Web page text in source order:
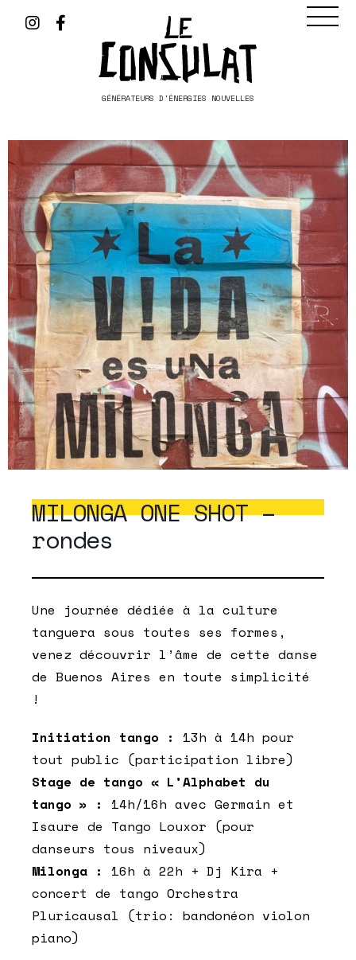
GÉNÉRATEURS D'ÉNERGIES NOUVELLES
MILONGA ONE SHOT –
rondes
Une journée dédiée à la culture
tanguera sous toutes ses formes,
venez découvrir l’âme de cette danse
de Buenos Aires en toute simplicité
!
Initiation tango :
13h à 14h pour
tout public (participation libre)
Stage de tango « L’Alphabet du
tango » :
14h/16h avec Germain et
Isaure de Tango Louxor (pour
danseurs tous niveaux)
Milonga :
16h à 22h + Dj Kira +
concert de tango Orchestra
Pluricausal (trio: bandonéon violon
piano)